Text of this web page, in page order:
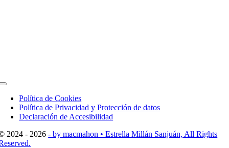
Toggle
NavigationPolítica de Cookies
Política de Privacidad y Protección de datos
Declaración de Accesibilidad
2024 - 2026- by macmahon • Estrella Millán Sanjuán, All Rights